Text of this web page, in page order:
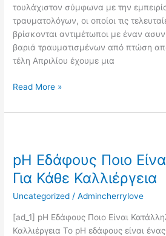
τουλάχιστον σύμφωνα με την
τραυματολόγων, οι οποίοι τις
βρίσκονται αντιμέτωποι με έναν
βαριά τραυματισμένων από πτώση
τέλη Απριλίου έχουμε μια
Read More »
pH Εδάφους Ποιο
Για Κάθε Καλλιέργεια
Uncategorized /Admincherrylove
[ad_1] pH Εδάφους Ποιο Είναι
Καλλιέργεια Το pH εδάφους είναι
Ποιο
Είναι
Κατάλληλο
Για
Κάθε
Καλλιέργεια